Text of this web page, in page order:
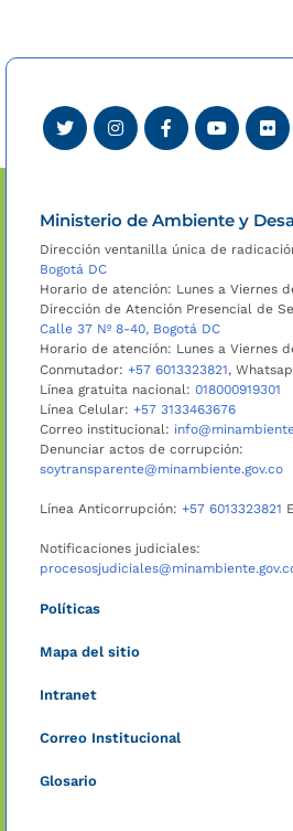
Ministerio de Ambiente y
Dirección ventanilla única de
Bogotá DC
Horario de atención: Lunes a Viernes
Dirección de Atención Presencial de
Calle 37 Nº 8-40, Bogotá DC
Horario de atención: Lunes a Viernes
Conmutador: +57 6013323821,
Línea gratuita nacional: 018000919301
Línea Celular: +57 3133463676
Correo institucional:
Denunciar actos de corrupción:
soytransparente@minambiente.gov.co
Línea Anticorrupción: +57 6013323821
Notificaciones judiciales:
Políticas
Mapa del sitio
Intranet
Correo Institucional
Glosario